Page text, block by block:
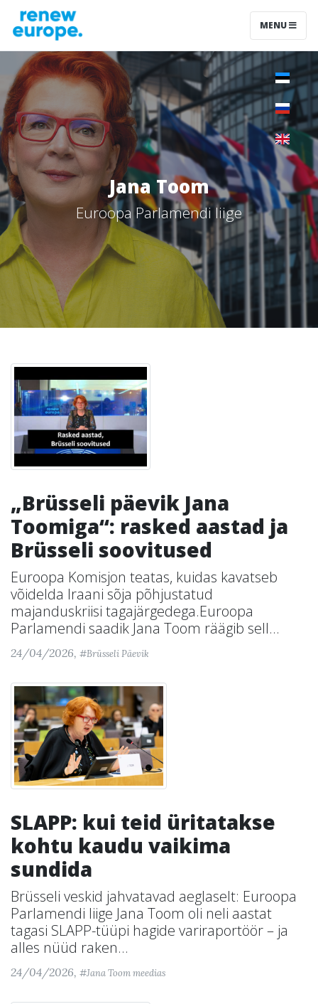
MENU
Jana Toom
Euroopa Parlamendi liige
„Brüsseli päevik Jana
Toomiga“: rasked aastad ja
Brüsseli soovitused
Euroopa Komisjon teatas, kuidas kavatseb
võidelda Iraani sõja põhjustatud
majanduskriisi tagajärgedega.Euroopa
Parlamendi saadik Jana Toom räägib sell...
24/04/2026, #Brüsseli Päevik
SLAPP: kui teid üritatakse
kohtu kaudu vaikima
sundida
Brüsseli veskid jahvatavad aeglaselt: Euroopa
Parlamendi liige Jana Toom oli neli aastat
tagasi SLAPP-tüüpi hagide variraportöör – ja
alles nüüd raken...
24/04/2026, #Jana Toom meedias